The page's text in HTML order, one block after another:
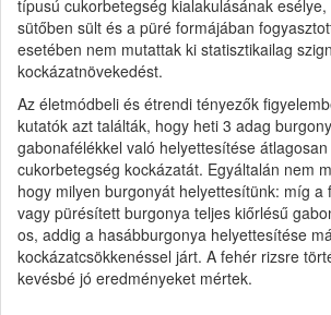
típusú cukorbetegség kialakulásának
sütőben sült és a püré formájában
esetében nem mutattak ki statisztikailag
kockázatnövekedést.
Az életmódbeli és étrendi tényezők
kutatók azt találták, hogy heti 3 adag
gabonafélékkel való helyettesítése
cukorbetegség kockázatát. Egyáltalán nem
hogy milyen burgonyát helyettesítünk: míg a
vagy pürésített burgonya teljes kiőrlésű
os, addig a hasábburgonya helyettesítése
kockázatcsökkenéssel járt. A fehér rizsre
kevésbé jó eredményeket mértek.